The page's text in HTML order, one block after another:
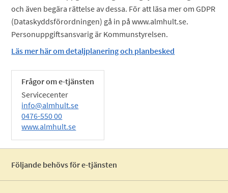
och även begära rättelse av dessa. För att läsa mer om GDPR
(Dataskyddsförordningen) gå in på www.almhult.se.
Personuppgiftsansvarig är Kommunstyrelsen.
Läs mer här om detaljplanering och planbesked
Frågor om e-tjänsten
Servicecenter
info@almhult.se
0476-550 00
www.almhult.se
Följande behövs för e-tjänsten